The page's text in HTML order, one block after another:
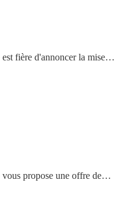
fière d'annoncer la mise…
propose une offre de…